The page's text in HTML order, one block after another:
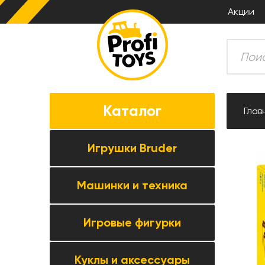
Акции
Каталог
Игрушки Bruder
Все товары категории →
Комбайны
Тракторы
Прицепная техника
Машинки и техника
Все товары категории →
Коллекционные модели
Игровые фигурки
Все товары категории →
Куклы и аксессуары